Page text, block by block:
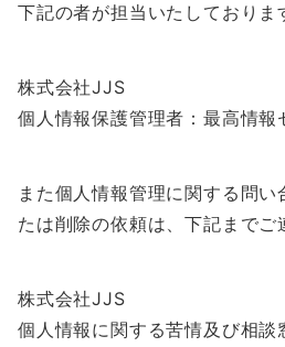
下記の者が担当いたしておりま
株式会社JJS
個人情報保護管理者：最高情報
また個人情報管理に関する問い
たは削除の依頼は、下記までご
株式会社JJS
個人情報に関する苦情及び相談